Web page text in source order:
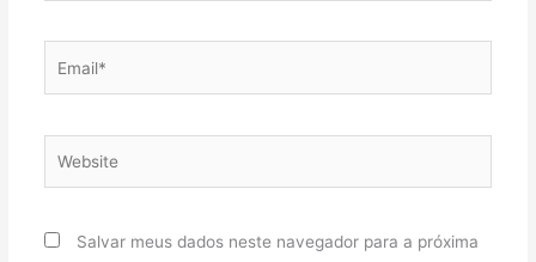
Salvar meus dados neste navegador para a próxima